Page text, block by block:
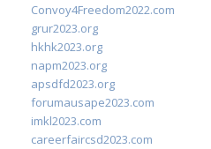
Convoy4Freedom2022.com
grur2023.org
hkhk2023.org
napm2023.org
apsdfd2023.org
forumausape2023.com
imkl2023.com
careerfaircsd2023.com